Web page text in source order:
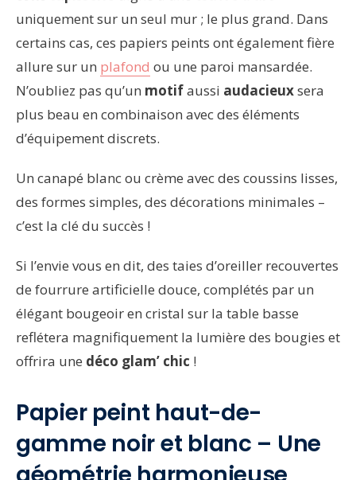
uniquement sur un seul mur ; le plus grand. Dans
certains cas, ces papiers peints ont également fière
allure sur un plafond ou une paroi mansardée.
N’oubliez pas qu’un motifaussi audacieuxsera
plus beau en combinaison avec des éléments
d’équipement discrets.
Un canapé blanc ou crème avec des coussins lisses,
des formes simples, des décorations minimales –
c’est la clé du succès !
Si l’envie vous en dit, des taies d’oreiller recouvertes
de fourrure artificielle douce, complétés par un
élégant bougeoir en cristal sur la table basse
reflétera magnifiquement la lumière des bougies et
offrira une déco glam’ chic !
Papier peint haut-de-
gamme noir et blanc – Une